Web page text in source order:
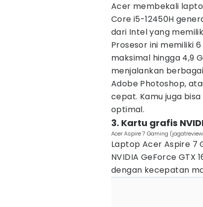
Acer membekali
Core i5-12450H
dari Intel yang
Prosesor ini memiliki
maksimal hingga 4,9
menjalankan
Adobe Photoshop,
cepat. Kamu juga
optimal.
3. Kartu grafis
Acer Aspire 7 Gaming
Laptop Acer Aspire 7
NVIDIA GeForce GTX
dengan kecepatan